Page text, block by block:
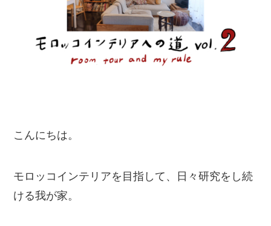
こんにちは。
モロッコインテリアを目指して、日々研究をし続
ける我が家。